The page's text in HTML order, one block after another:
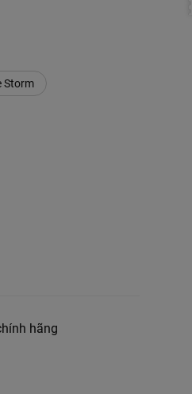
Storm
hãng